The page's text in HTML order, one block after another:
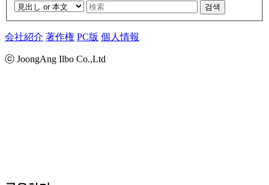
검색
会社紹介 著作権 PC版 個人情報
ⓒ JoongAng Ilbo Co.,Ltd